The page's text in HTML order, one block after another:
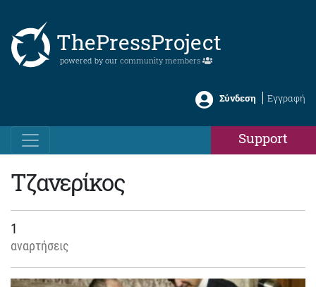
ThePressProject
powered by our community members
Σύνδεση Εγγραφή
Support
Τζανερίκος
1
αναρτήσεις